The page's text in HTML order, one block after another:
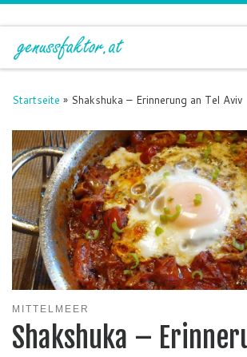
Zum Inhalt springen
Startseite » Shakshuka – Erinnerung an Tel Aviv
MITTELMEER
Shakshuka –